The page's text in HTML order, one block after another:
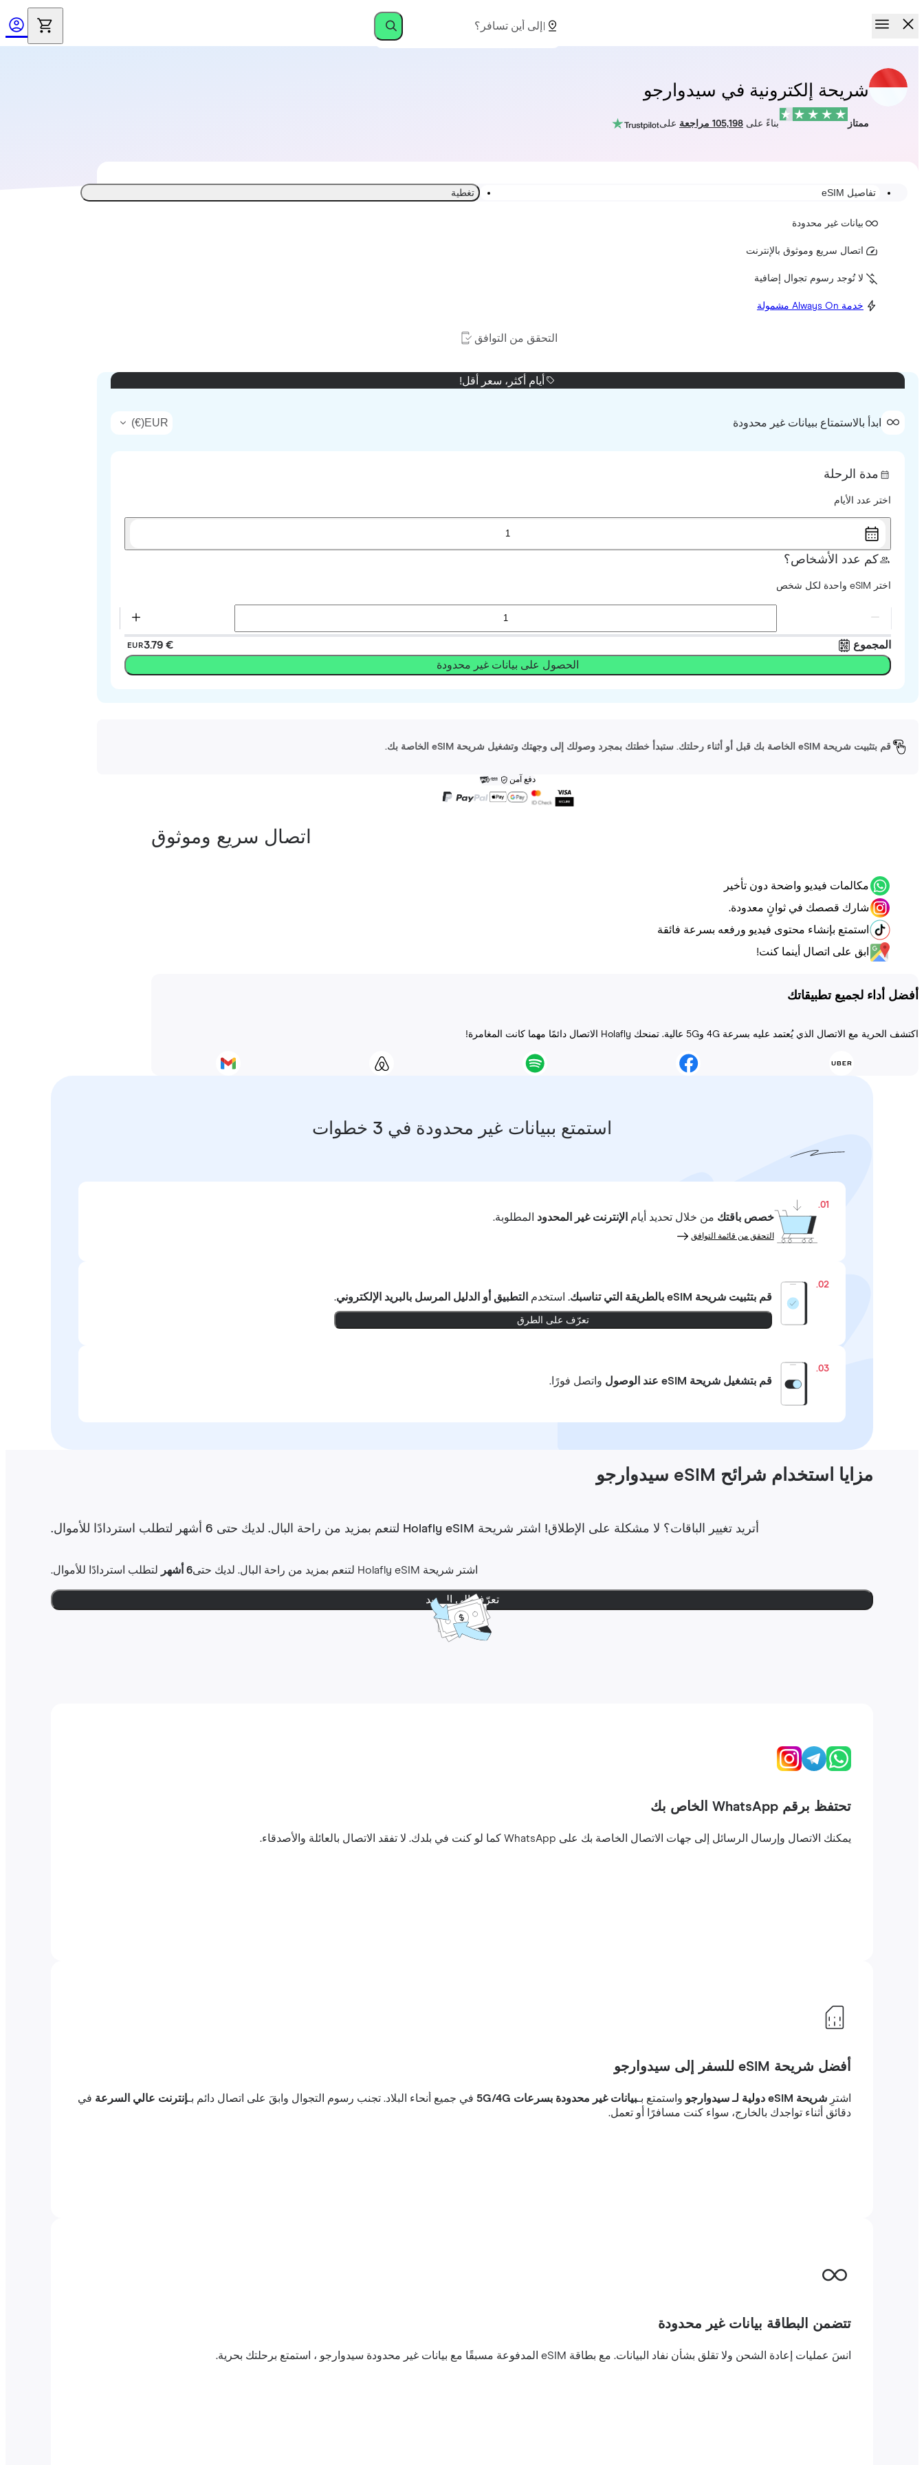
شريحة إلكترونية في سيدوارجو
ممتاز بناءً على 105,198 مراجعة على
تفاصيل eSIM تغطية
بيانات غير محدودة
اتصال سريع وموثوق بالإنترنت
لا تُوجد رسوم تجوال إضافية
خدمة Always On مشمولة
التحقق من التوافق
أيام أكثر، سعر أقل!
ابدأ بالاستمتاع ببيانات غير محدودة EUR
(
€
)
مدة الرحلة
اختر عدد الأيام
1
كم عدد الأشخاص؟
اختر eSIM واحدة لكل شخص
المجموع EUR ‏3.79 €
الحصول على بيانات غير محدودة
قم بتثبيت شريحة eSIM الخاصة بك قبل أو أثناء رحلتك. ستبدأ خطتك بمجرد وصولك إلى وجهتك وتشغيل شريحة eSIM الخاصة بك.
دفع آمن
اتصال سريع وموثوق
مكالمات فيديو واضحة دون تأخير
شارك قصصك في ثوانٍ معدودة.
استمتع بإنشاء محتوى فيديو ورفعه بسرعة فائقة
ابق على اتصال أينما كنت!
أفضل أداء لجميع تطبيقاتك
اكتشف الحرية مع الاتصال الذي يُعتمد عليه بسرعة 4G و5G عالية. تمنحك Holafly الاتصال دائمًا مهما كانت المغامرة!
استمتع ببيانات غير محدودة في 3 خطوات
01.
خصص باقتك من خلال تحديد أيام الإنترنت غير المحدود المطلوبة.
التحقق من قائمة التوافق
02.
قم بتثبيت شريحة eSIM بالطريقة التي تناسبك. استخدم التطبيق أو الدليل المرسل بالبريد الإلكتروني.
تعرّف على الطرق
03.
قم بتشغيل شريحة eSIM عند الوصول واتصل فورًا.
مزايا استخدام شرائح eSIM سيدوارجو
أتريد تغيير الباقات؟ لا مشكلة على الإطلاق! اشتر شريحة Holafly eSIM لتنعم بمزيد من راحة البال. لديك حتى 6 أشهر لتطلب استردادًا للأموال.
اشتر شريحة Holafly eSIM لتنعم بمزيد من راحة البال. لديك حتى 6 أشهر لتطلب استردادًا للأموال.
تعرّف إلى المزيد
تحتفظ برقم WhatsApp الخاص بك
يمكنك الاتصال وإرسال الرسائل إلى جهات الاتصال الخاصة بك على WhatsApp كما لو كنت في بلدك. لا تفقد الاتصال بالعائلة والأصدقاء.
أفضل شريحة eSIM للسفر إلى سيدوارجو
اشترِشريحة eSIM دولية لـ سيدوارجو واستمتع بـبيانات غير محدودة بسرعات 5G/4G في جميع أنحاء البلاد. تجنب رسوم التجوال وابقَ على اتصال دائم بـإنترنت عالي السرعة في
دقائق أثناء تواجدك بالخارج، سواء كنت مسافرًا أو تعمل.
تتضمن البطاقة بيانات غير محدودة
انسَ عمليات إعادة الشحن ولا تقلق بشأن نفاد البيانات. مع بطاقة eSIM المدفوعة مسبقًا مع بيانات غير محدودة سيدوارجو ، استمتع برحلتك بحرية.